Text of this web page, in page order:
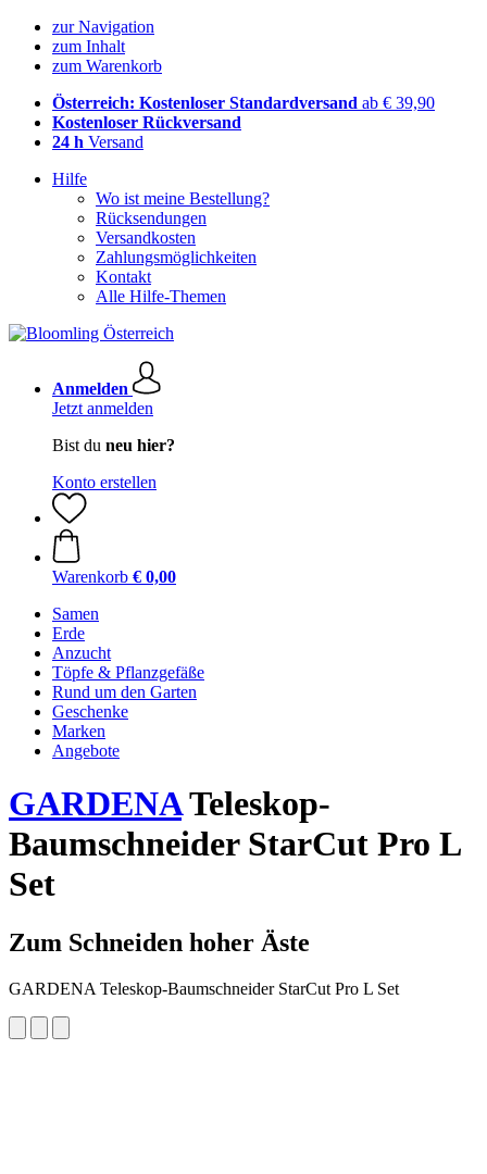
zur Navigation
zum Inhalt
zum Warenkorb
Österreich: Kostenloser Standardversand ab € 39,90
Kostenloser Rückversand
24 h Versand
Hilfe
Wo ist meine Bestellung?
Rücksendungen
Versandkosten
Zahlungsmöglichkeiten
Kontakt
Alle Hilfe-Themen
Anmelden
Jetzt anmelden
Bist du neu hier?
Konto erstellen
Warenkorb € 0,00
Samen
Erde
Anzucht
Töpfe & Pflanzgefäße
Rund um den Garten
Geschenke
Marken
Angebote
GARDENATeleskop-
Baumschneider StarCut Pro L
Set
Zum Schneiden hoher Äste
GARDENA Teleskop-Baumschneider StarCut Pro L Set